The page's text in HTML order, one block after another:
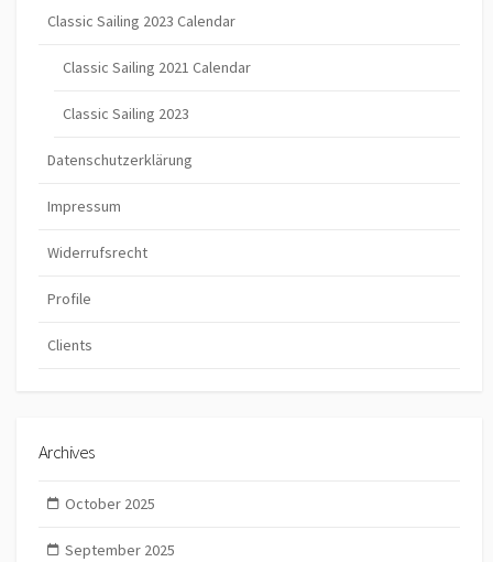
Classic Sailing 2023 Calendar
Classic Sailing 2021 Calendar
Classic Sailing 2023
Datenschutzerklärung
Impressum
Widerrufsrecht
Profile
Clients
Archives
October 2025
September 2025